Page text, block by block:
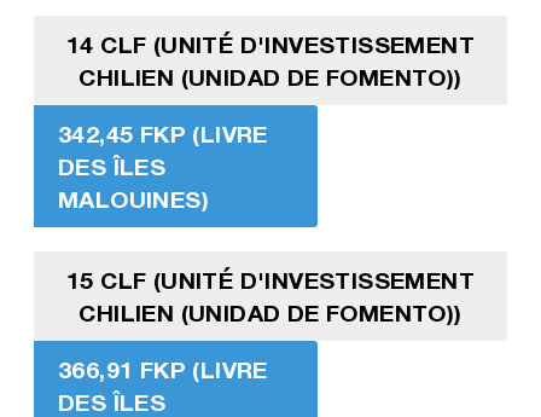
14 CLF (UNITÉ D'INVESTISSEMENT
CHILIEN (UNIDAD DE FOMENTO))
342,45 FKP (LIVRE
DES ÎLES
MALOUINES)
15 CLF (UNITÉ D'INVESTISSEMENT
CHILIEN (UNIDAD DE FOMENTO))
366,91 FKP (LIVRE
DES ÎLES